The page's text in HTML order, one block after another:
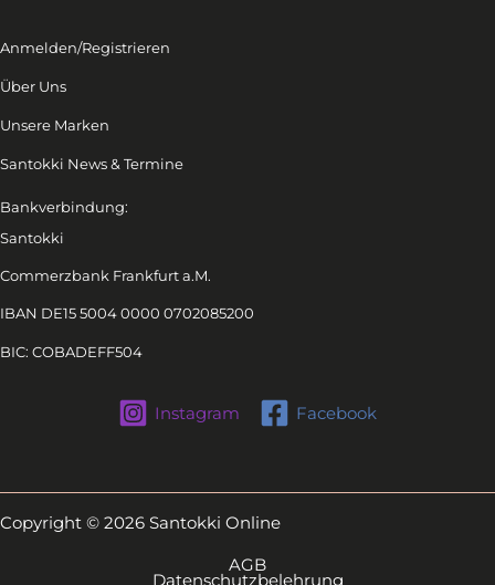
Anmelden/Registrieren
Über Uns
Unsere Marken
Santokki News & Termine
Bankverbindung:
Santokki
Commerzbank Frankfurt a.M.
IBAN DE15 5004 0000 0702085200
BIC: COBADEFF504
Instagram Facebook
Copyright © 2026 Santokki Online
AGB
Datenschutzbelehrung